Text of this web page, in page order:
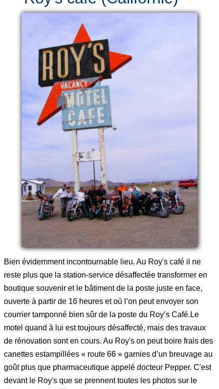
Bien évidemment incontournable lieu. Au Roy's café il ne
reste plus que la station-service désaffectée transformer en
boutique souvenir et le bâtiment de la poste juste en face,
ouverte à partir de 16 heures et où l’on peut envoyer son
courrier tamponné bien sûr de la poste du Roy’s Café.Le
motel quand à lui est toujours désaffecté, mais des travaux
de rénovation sont en cours. Au Roy's on peut boire frais des
canettes estampillées « route 66 » garnies d’un breuvage au
goût plus que pharmaceutique appelé docteur Pepper. C'est
devant le Roy's que se prennent toutes les photos sur le